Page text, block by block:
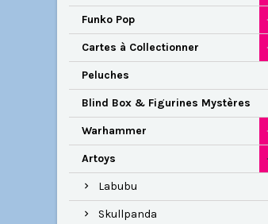
Funko Pop
Cartes à Collectionner
Peluches
Blind Box & Figurines Mystères
Warhammer
Artoys
Labubu
Skullpanda